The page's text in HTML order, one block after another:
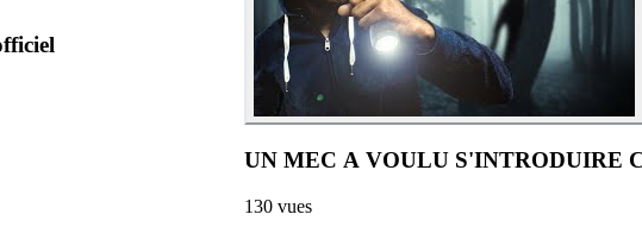
UN MEC A VOULU S'INTRODUIRE
130 vues